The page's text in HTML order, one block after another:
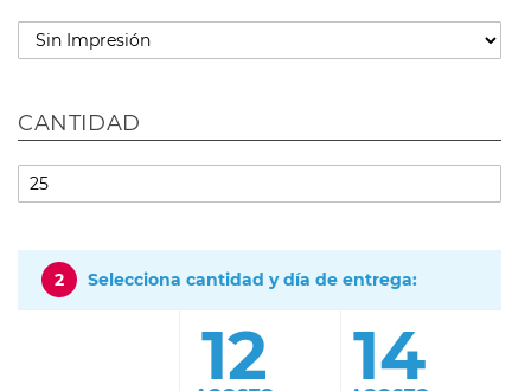
CANTIDAD
2 Selecciona cantidad y día de entrega:
12 14